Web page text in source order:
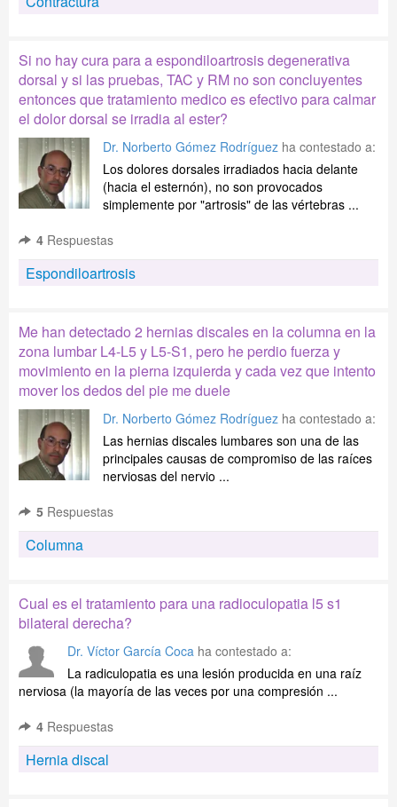
Si no hay cura para a espondiloartrosis degenerativa
dorsal y si las pruebas, TAC y RM no son concluyentes
entonces que tratamiento medico es efectivo para calmar
el dolor dorsal se irradia al ester?
Dr. Norberto Gómez Rodríguez ha contestado a:
Los dolores dorsales irradiados hacia delante
(hacia el esternón), no son provocados
simplemente por "artrosis" de las vértebras ...
4 Respuestas
Espondiloartrosis
Me han detectado 2 hernias discales en la columna en la
zona lumbar L4-L5 y L5-S1, pero he perdio fuerza y
movimiento en la pierna izquierda y cada vez que intento
mover los dedos del pie me duele
Dr. Norberto Gómez Rodríguez ha contestado a:
Las hernias discales lumbares son una de las
principales causas de compromiso de las raíces
nerviosas del nervio ...
5 Respuestas
Columna
Cual es el tratamiento para una radioculopatia l5 s1
bilateral derecha?
Dr. Víctor García Coca ha contestado a:
La radiculopatia es una lesión producida en una raíz
nerviosa (la mayoría de las veces por una compresión ...
4 Respuestas
Hernia discal